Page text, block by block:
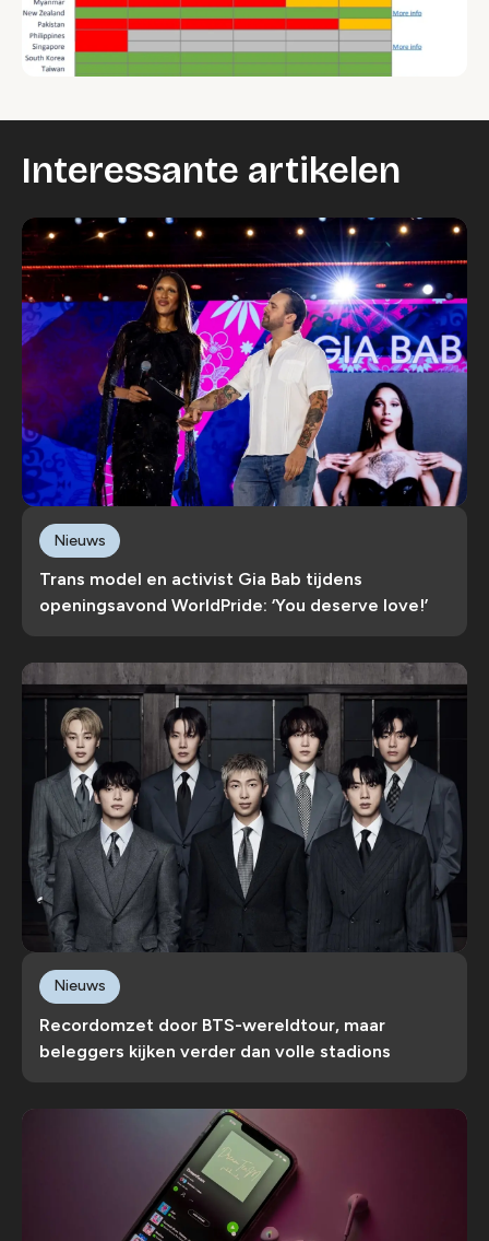
Interessante artikelen
Trans model en activist Gia Bab tijdens
openingsavond WorldPride: ‘You deserve love!’
Nieuws
Recordomzet door BTS-wereldtour, maar
beleggers kijken verder dan volle stadions
Nieuws